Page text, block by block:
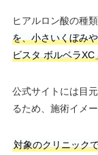
ヒアルロン酸の種類
を、小さいくぼみ
ビスタ ボルベラXC
公式サイトには目
るため、施術イメ
対象のクリニック